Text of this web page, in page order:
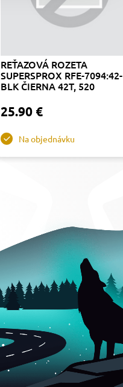
REŤAZOVÁ ROZETA
SUPERSPROX RFE-7094:42-
BLK ČIERNA 42T, 520
25.90 €
Na objednávku